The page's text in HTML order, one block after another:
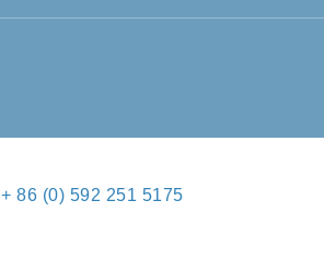
+ 86 (0) 592 251 5175